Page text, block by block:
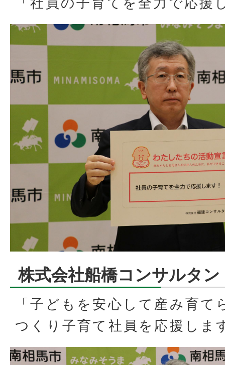
株式会社船橋コンサルタン
「子どもを安心して産み育て
つくり子育て社員を応援しま